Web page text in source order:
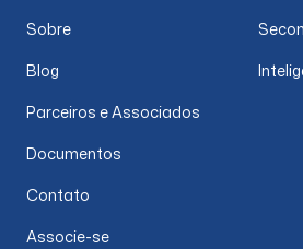
Sobre
Blog
Parceiros e Associados
Documentos
Contato
Associe-se